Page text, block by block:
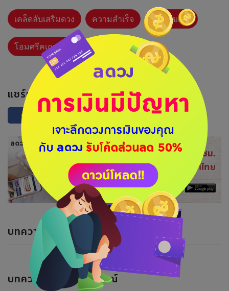
เคล็ดลับเสริมดวง ความสำเร็จ พระพิฆเนศ
โอมศรีคเณศายะ
แชร์บทความนี้ :
บทความแนะนำ
บทความของนักพยากรณ์